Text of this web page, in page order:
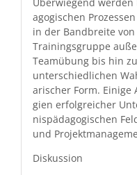
Über­wiegend
a­gogis­chen
in der Band­bre­ite
Train­ings­gruppe
Teamübung bis hin
unter­schiedlichen
arisch­er Form.
gien erfol­gre­ich­er
nis­päd­a­gogis­chen
und
Diskus­sion